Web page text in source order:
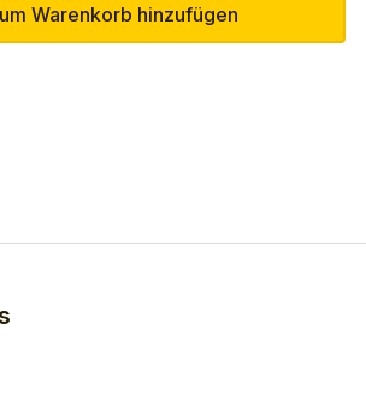
Warenkorb hinzufügen